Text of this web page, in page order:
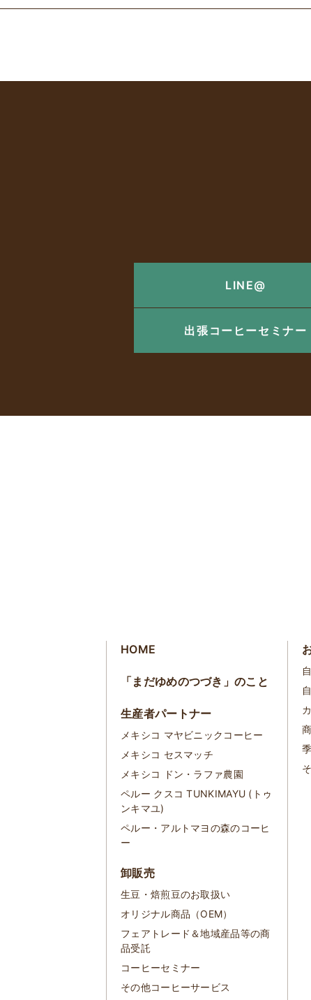
LINE@
出張コーヒーセミナー
HOME
「まだゆめのつづき」のこと
生産者パートナー
メキシコ マヤビニックコーヒー
メキシコ セスマッチ
メキシコ ドン・ラファ農園
ペルー クスコ TUNKIMAYU (トゥ
ンキマユ)
ペルー・アルトマヨの森のコーヒ
ー
卸販売
生豆・焙煎豆のお取扱い
オリジナル商品（OEM）
フェアトレード＆地域産品等の商
品受託
コーヒーセミナー
その他コーヒーサービス